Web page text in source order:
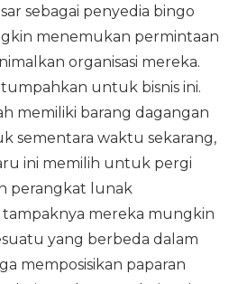
sebagai penyedia bingo
menemukan permintaan
organisasi mereka.
untuk bisnis ini.
memiliki barang dagangan
sementara waktu sekarang,
ini memilih untuk pergi
perangkat lunak
mereka mungkin
yang berbeda dalam
memposisikan paparan